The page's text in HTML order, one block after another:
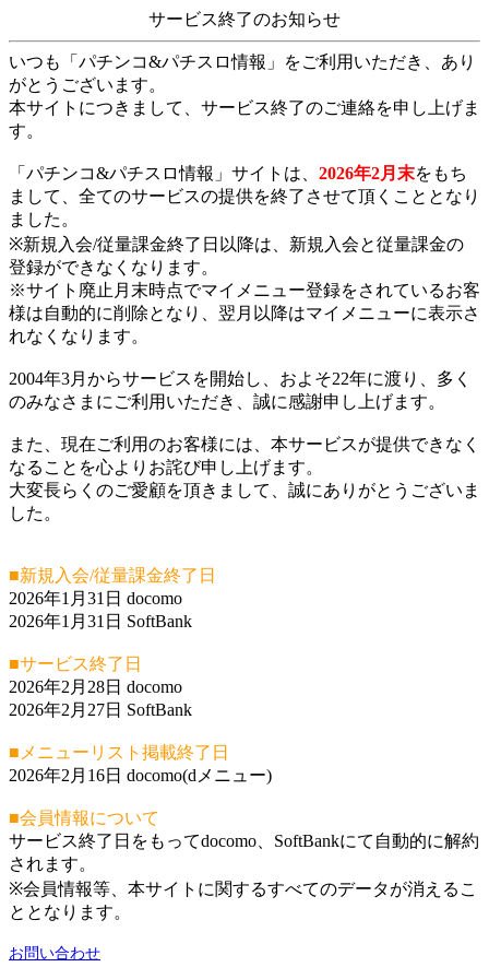
サービス終了のお知らせ
いつも「パチンコ&パチスロ情報」をご利用いただき、あり
がとうございます。
本サイトにつきまして、サービス終了のご連絡を申し上げま
す。
「パチンコ&パチスロ情報」サイトは、 2026年2月末をもち
まして、全てのサービスの提供を終了させて頂くこととなり
ました。
※新規入会/従量課金終了日以降は、新規入会と従量課金の
登録ができなくなります。
※サイト廃止月末時点でマイメニュー登録をされているお客
様は自動的に削除となり、翌月以降はマイメニューに表示さ
れなくなります。
2004年3月からサービスを開始し、およそ22年に渡り、多く
のみなさまにご利用いただき、誠に感謝申し上げます。
また、現在ご利用のお客様には、本サービスが提供できなく
なることを心よりお詫び申し上げます。
大変長らくのご愛顧を頂きまして、誠にありがとうございま
した。
■新規入会/従量課金終了日
2026年1月31日 docomo
2026年1月31日 SoftBank
■サービス終了日
2026年2月28日 docomo
2026年2月27日 SoftBank
■メニューリスト掲載終了日
2026年2月16日 docomo(dメニュー)
■会員情報について
サービス終了日をもってdocomo、SoftBankにて自動的に解約
されます。
※会員情報等、本サイトに関するすべてのデータが消えるこ
ととなります。
お問い合わせ